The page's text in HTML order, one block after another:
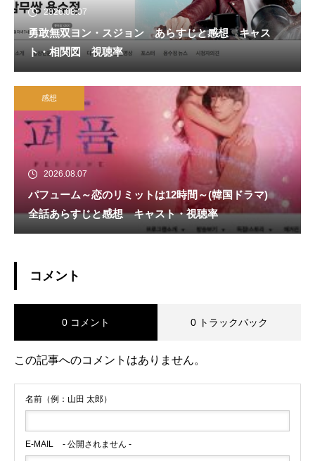
2026.08.07
勇敢無双ヨン・スジョン あらすじと感想 キャス
ト・相関図 視聴率
感想
2026.08.07
パフューム～恋のリミットは12時間～(韓国ドラマ)
全話あらすじと感想 キャスト・視聴率
コメント
0 コメント 0 トラックバック
この記事へのコメントはありません。
名前（例：山田 太郎）
E-MAIL - 公開されません -